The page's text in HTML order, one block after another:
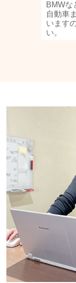
BMWな
自動車
います
い。